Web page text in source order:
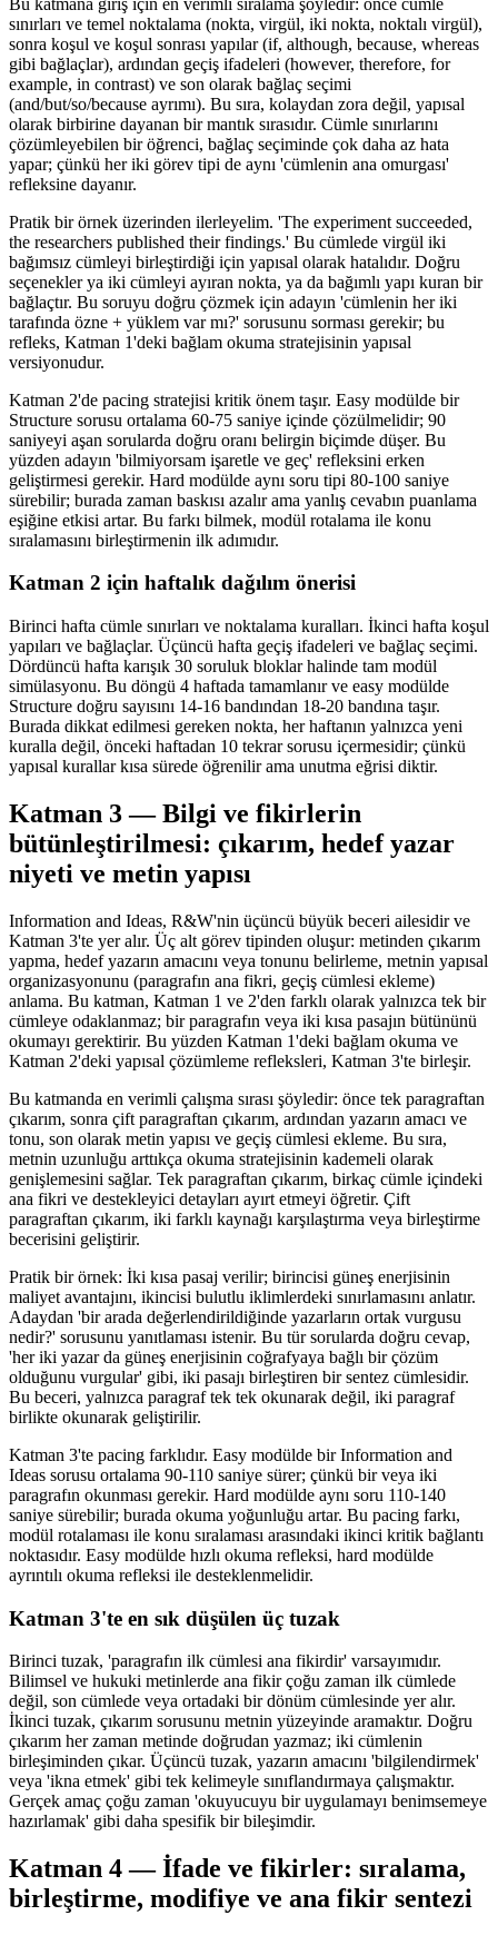
sınırları ve temel noktalama (nokta, virgül, iki nokta, noktalı virgül),
sonra koşul ve koşul sonrası yapılar (if, although, because, whereas
gibi bağlaçlar), ardından geçiş ifadeleri (however, therefore, for
example, in contrast) ve son olarak bağlaç seçimi
(and/but/so/because ayrımı). Bu sıra, kolaydan zora değil, yapısal
olarak birbirine dayanan bir mantık sırasıdır. Cümle sınırlarını
çözümleyebilen bir öğrenci, bağlaç seçiminde çok daha az hata
yapar; çünkü her iki görev tipi de aynı 'cümlenin ana omurgası'
refleksine dayanır.
Pratik bir örnek üzerinden ilerleyelim. 'The experiment succeeded,
the researchers published their findings.' Bu cümlede virgül iki
bağımsız cümleyi birleştirdiği için yapısal olarak hatalıdır. Doğru
seçenekler ya iki cümleyi ayıran nokta, ya da bağımlı yapı kuran bir
bağlaçtır. Bu soruyu doğru çözmek için adayın 'cümlenin her iki
tarafında özne + yüklem var mı?' sorusunu sorması gerekir; bu
refleks, Katman 1'deki bağlam okuma stratejisinin yapısal
versiyonudur.
Katman 2'de pacing stratejisi kritik önem taşır. Easy modülde bir
Structure sorusu ortalama 60-75 saniye içinde çözülmelidir; 90
saniyeyi aşan sorularda doğru oranı belirgin biçimde düşer. Bu
yüzden adayın 'bilmiyorsam işaretle ve geç' refleksini erken
geliştirmesi gerekir. Hard modülde aynı soru tipi 80-100 saniye
sürebilir; burada zaman baskısı azalır ama yanlış cevabın puanlama
eşiğine etkisi artar. Bu farkı bilmek, modül rotalama ile konu
sıralamasını birleştirmenin ilk adımıdır.
Katman 2 için haftalık dağılım önerisi
Birinci hafta cümle sınırları ve noktalama kuralları. İkinci hafta koşul
yapıları ve bağlaçlar. Üçüncü hafta geçiş ifadeleri ve bağlaç seçimi.
Dördüncü hafta karışık 30 soruluk bloklar halinde tam modül
simülasyonu. Bu döngü 4 haftada tamamlanır ve easy modülde
Structure doğru sayısını 14-16 bandından 18-20 bandına taşır.
Burada dikkat edilmesi gereken nokta, her haftanın yalnızca yeni
kuralla değil, önceki haftadan 10 tekrar sorusu içermesidir; çünkü
yapısal kurallar kısa sürede öğrenilir ama unutma eğrisi diktir.
Katman 3 — Bilgi ve fikirlerin
bütünleştirilmesi: çıkarım, hedef yazar
niyeti ve metin yapısı
Information and Ideas, R&W'nin üçüncü büyük beceri ailesidir ve
Katman 3'te yer alır. Üç alt görev tipinden oluşur: metinden çıkarım
yapma, hedef yazarın amacını veya tonunu belirleme, metnin yapısal
organizasyonunu (paragrafın ana fikri, geçiş cümlesi ekleme)
anlama. Bu katman, Katman 1 ve 2'den farklı olarak yalnızca tek bir
cümleye odaklanmaz; bir paragrafın veya iki kısa pasajın bütününü
okumayı gerektirir. Bu yüzden Katman 1'deki bağlam okuma ve
Katman 2'deki yapısal çözümleme refleksleri, Katman 3'te birleşir.
Bu katmanda en verimli çalışma sırası şöyledir: önce tek paragraftan
çıkarım, sonra çift paragraftan çıkarım, ardından yazarın amacı ve
tonu, son olarak metin yapısı ve geçiş cümlesi ekleme. Bu sıra,
metnin uzunluğu arttıkça okuma stratejisinin kademeli olarak
genişlemesini sağlar. Tek paragraftan çıkarım, birkaç cümle içindeki
ana fikri ve destekleyici detayları ayırt etmeyi öğretir. Çift
paragraftan çıkarım, iki farklı kaynağı karşılaştırma veya birleştirme
becerisini geliştirir.
Pratik bir örnek: İki kısa pasaj verilir; birincisi güneş enerjisinin
maliyet avantajını, ikincisi bulutlu iklimlerdeki sınırlamasını anlatır.
Adaydan 'bir arada değerlendirildiğinde yazarların ortak vurgusu
nedir?' sorusunu yanıtlaması istenir. Bu tür sorularda doğru cevap,
'her iki yazar da güneş enerjisinin coğrafyaya bağlı bir çözüm
olduğunu vurgular' gibi, iki pasajı birleştiren bir sentez cümlesidir.
Bu beceri, yalnızca paragraf tek tek okunarak değil, iki paragraf
birlikte okunarak geliştirilir.
Katman 3'te pacing farklıdır. Easy modülde bir Information and
Ideas sorusu ortalama 90-110 saniye sürer; çünkü bir veya iki
paragrafın okunması gerekir. Hard modülde aynı soru 110-140
saniye sürebilir; burada okuma yoğunluğu artar. Bu pacing farkı,
modül rotalaması ile konu sıralaması arasındaki ikinci kritik bağlantı
noktasıdır. Easy modülde hızlı okuma refleksi, hard modülde
ayrıntılı okuma refleksi ile desteklenmelidir.
Katman 3'te en sık düşülen üç tuzak
Birinci tuzak, 'paragrafın ilk cümlesi ana fikirdir' varsayımıdır.
Bilimsel ve hukuki metinlerde ana fikir çoğu zaman ilk cümlede
değil, son cümlede veya ortadaki bir dönüm cümlesinde yer alır.
İkinci tuzak, çıkarım sorusunu metnin yüzeyinde aramaktır. Doğru
çıkarım her zaman metinde doğrudan yazmaz; iki cümlenin
birleşiminden çıkar. Üçüncü tuzak, yazarın amacını 'bilgilendirmek'
veya 'ikna etmek' gibi tek kelimeyle sınıflandırmaya çalışmaktır.
Gerçek amaç çoğu zaman 'okuyucuyu bir uygulamayı benimsemeye
hazırlamak' gibi daha spesifik bir bileşimdir.
Katman 4 — İfade ve fikirler: sıralama,
birleştirme, modifiye ve ana fikir sentezi